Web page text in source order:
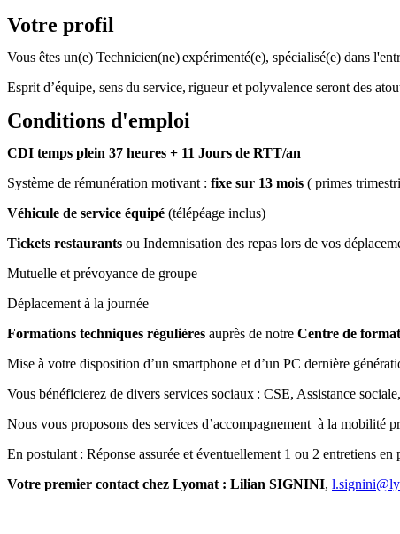
Votre profil
Vous êtes un(e) Technicien(ne) expérimenté(e), spécialisé(e) dans
Esprit d’équipe, sens du service, rigueur et polyvalence seront des
Conditions d'emploi
CDI temps plein 37 heures + 11 Jours de RTT/an
Système de rémunération motivant : fixe sur 13 mois ( primes
Véhicule de service équipé (télépéage inclus)
Tickets restaurants ou Indemnisation des repas lors de vos
Mutuelle et prévoyance de groupe
Déplacement à la journée
Formations techniques régulières auprès de notre Centre de
Mise à votre disposition d’un smartphone et d’un PC dernière
Vous bénéficierez de divers services sociaux : CSE, Assistance
Nous vous proposons des services d’accompagnement à la mobilité
En postulant : Réponse assurée et éventuellement 1 ou 2 entretiens
Votre premier contact chez Lyomat : Lilian SIGNINI,